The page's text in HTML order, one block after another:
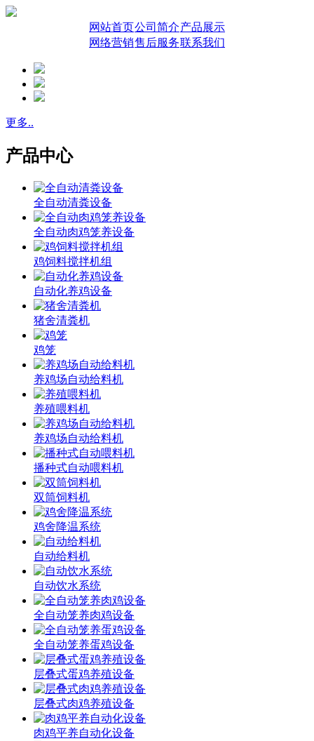
网站首页公司简介产品展示
网络营销售后服务联系我们
更多..
产品中心
全自动清粪设备
全自动肉鸡笼养设备
鸡饲料搅拌机组
自动化养鸡设备
猪舍清粪机
鸡笼
养鸡场自动给料机
养殖喂料机
养鸡场自动给料机
播种式自动喂料机
双筒饲料机
鸡舍降温系统
自动给料机
自动饮水系统
全自动笼养肉鸡设备
全自动笼养蛋鸡设备
层叠式蛋鸡养殖设备
层叠式肉鸡养殖设备
肉鸡平养自动化设备